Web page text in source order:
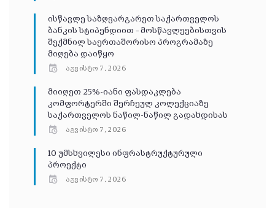
ისწავლე საზღვარგარეთ საქართველოს
ბანკის სტიპენდიით – მოსწავლეებისთვის
შექმნილ საერთაშორისო პროგრამაზე
მიღება დაიწყო
აგვისტო 7, 2026
მიიღეთ 25%-იანი ფასდაკლება
კომფორტერში შერჩეულ კოლექციაზე
საქართველოს ნაწილ-ნაწილ გადახდისას
აგვისტო 7, 2026
10 უმსხვილესი ინფრასტრუქტურული
პროექტი
აგვისტო 7, 2026